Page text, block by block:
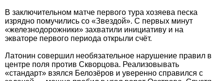
В заключительном матче первого тура хозяева песка
изрядно помучились со «Звездой». С первых минут
«железнодорожники» захватили инициативу и на
экваторе первого периода открыли счёт.
Латонин совершил необязательное нарушение правил в
центре поля против Скворцова. Реализовывать
«стандарт» взялся Белозёров и уверенно справился с